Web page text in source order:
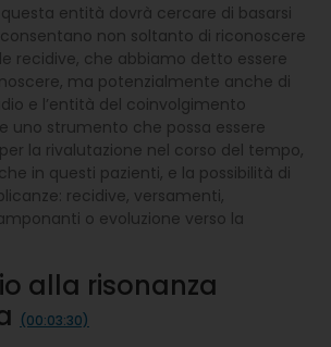
entità dovrà cercare di basarsi
non soltanto di riconoscere
recidive, che abbiamo detto essere
ma potenzialmente anche di
e l’entità del coinvolgimento
uno strumento che possa essere
la rivalutazione nel corso del tempo,
in questi pazienti, e la possibilità di
recidive, versamenti,
o evoluzione verso la
alla risonanza
(00:03:30)